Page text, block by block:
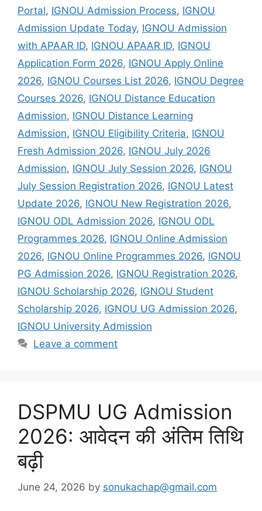
Portal, IGNOU Admission Process, IGNOU
Admission Update Today, IGNOU Admission
with APAAR ID, IGNOU APAAR ID, IGNOU
Application Form 2026, IGNOU Apply Online
2026, IGNOU Courses List 2026, IGNOU Degree
Courses 2026, IGNOU Distance Education
Admission, IGNOU Distance Learning
Admission, IGNOU Eligibility Criteria, IGNOU
Fresh Admission 2026, IGNOU July 2026
Admission, IGNOU July Session 2026, IGNOU
July Session Registration 2026, IGNOU Latest
Update 2026, IGNOU New Registration 2026,
IGNOU ODL Admission 2026, IGNOU ODL
Programmes 2026, IGNOU Online Admission
2026, IGNOU Online Programmes 2026, IGNOU
PG Admission 2026, IGNOU Registration 2026,
IGNOU Scholarship 2026, IGNOU Student
Scholarship 2026, IGNOU UG Admission 2026,
IGNOU University Admission
Leave a comment
DSPMU UG Admission
2026: आवेदन की अंतिम तिथि
बढ़ी
June 24, 2026 by sonukachap@gmail.com